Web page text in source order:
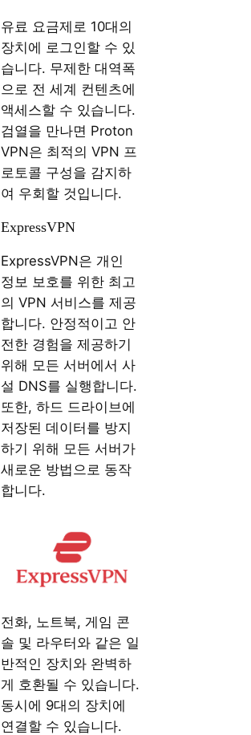
유료 요금제로 10대의
장치에 로그인할 수 있
습니다. 무제한 대역폭
으로 전 세계 컨텐츠에
액세스할 수 있습니다.
검열을 만나면 Proton
VPN은 최적의 VPN 프
로토콜 구성을 감지하
여 우회할 것입니다.
ExpressVPN
ExpressVPN은 개인
정보 보호를 위한 최고
의 VPN 서비스를 제공
합니다. 안정적이고 안
전한 경험을 제공하기
위해 모든 서버에서 사
설 DNS를 실행합니다.
또한, 하드 드라이브에
저장된 데이터를 방지
하기 위해 모든 서버가
새로운 방법으로 동작
합니다.
전화, 노트북, 게임 콘
솔 및 라우터와 같은 일
반적인 장치와 완벽하
게 호환될 수 있습니다.
동시에 9대의 장치에
연결할 수 있습니다.